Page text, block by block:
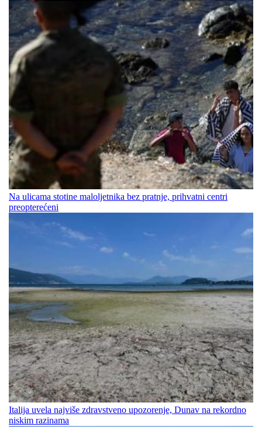
Na ulicama stotine maloljetnika bez pratnje, prihvatni centri
preopterećeni
Italija uvela najviše zdravstveno upozorenje, Dunav na rekordno
niskim razinama